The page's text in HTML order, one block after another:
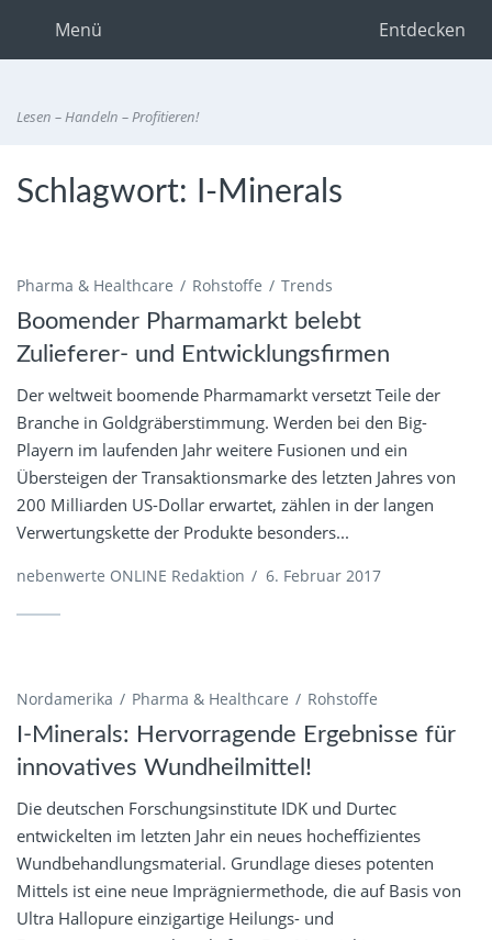
Entdecken
Menü
Lesen – Handeln – Profitieren!
Schlagwort: I-Minerals
Pharma & Healthcare Rohstoffe Trends
Boomender Pharmamarkt belebt
Zulieferer- und Entwicklungsfirmen
Der weltweit boomende Pharmamarkt versetzt Teile der
Branche in Goldgräberstimmung. Werden bei den Big-
Playern im laufenden Jahr weitere Fusionen und ein
Übersteigen der Transaktionsmarke des letzten Jahres von
200 Milliarden US-Dollar erwartet, zählen in der langen
Verwertungskette der Produkte besonders...
nebenwerte ONLINE Redaktion / 6. Februar 2017
Nordamerika Pharma & Healthcare Rohstoffe
I-Minerals: Hervorragende Ergebnisse für
innovatives Wundheilmittel!
Die deutschen Forschungsinstitute IDK und Durtec
entwickelten im letzten Jahr ein neues hocheffizientes
Wundbehandlungsmaterial. Grundlage dieses potenten
Mittels ist eine neue Imprägniermethode, die auf Basis von
Ultra Hallopure einzigartige Heilungs- und